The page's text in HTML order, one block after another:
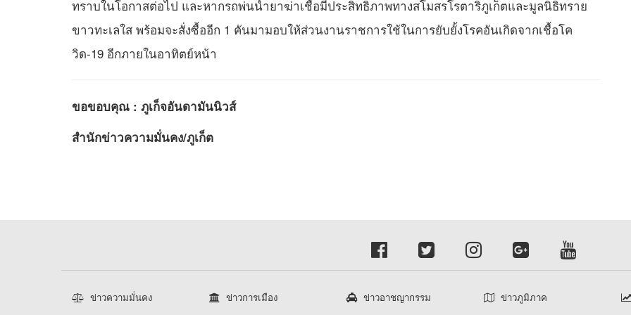
ทราบในโอกาสต่อไป และหากรถพ่นน้ำยาฆ่าเชื้อมีประสิทธิภาพทางสโมสรโรตาริภูเก็ตและมูลนิธิทราย
ขาวทะเลใส พร้อมจะสั่งซื้ออีก 1 คันมามอบให้ส่วนงานราชการใช้ในการยับยั้งโรคอันเกิดจากเชื้อโค
วิด-19 อีกภายในอาทิตย์หน้า
ขอขอบคุณ : ภูเก็จอันดามันนิวส์
สำนักข่าวความมั่นคง/ภูเก็ต
ข่าวความมั่นคง ข่าวการเมือง ข่าวอาชญากรรม ข่าวภูมิภาค